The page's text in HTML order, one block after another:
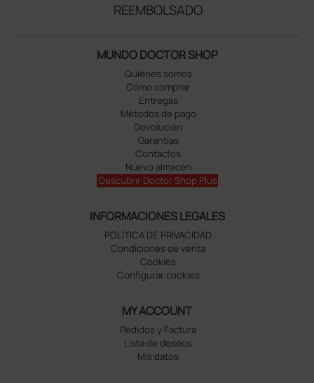
REEMBOLSADO
MUNDO DOCTOR SHOP
Quiénes somos
Cómo comprar
Entregas
Métodos de pago
Devolución
Garantías
Contactos
Nuevo almacén
Descubrir Doctor Shop Plus
INFORMACIONES LEGALES
POLÍTICA DE PRIVACIDAD
Condiciones de venta
Cookies
Configurar cookies
MY ACCOUNT
Pedidos y Factura
Lista de deseos
Mis datos